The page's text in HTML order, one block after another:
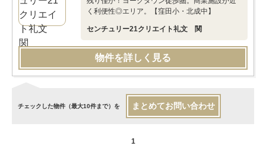
く利便性◎エリア。【窪田小・北成中】
センチュリー21クリエイト礼文 関
物件を詳しく見る
チェックした物件（最大10件まで）を まとめてお問い合わせ
1